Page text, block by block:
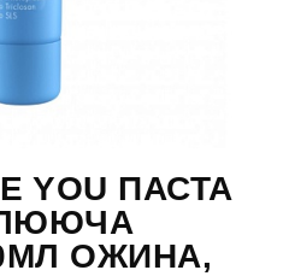
YOU ПАСТА
ОЖИНА,